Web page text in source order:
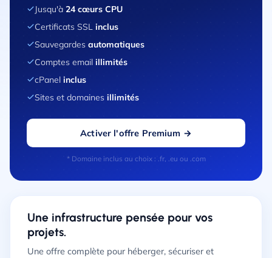
Jusqu'à 24 cœurs CPU
Certificats SSL inclus
Sauvegardes automatiques
Comptes email illimités
cPanel inclus
Sites et domaines illimités
Activer l'offre Premium →
* Domaine inclus au choix : .fr, .eu ou .com
Une infrastructure pensée pour vos
projets.
Une offre complète pour héberger, sécuriser et